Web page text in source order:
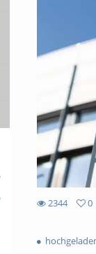
2344
views
0